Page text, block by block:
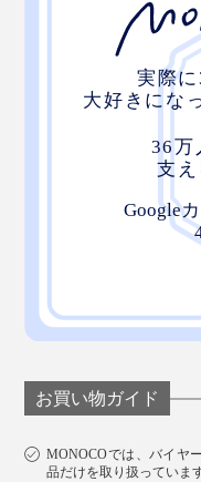
お買い物ガイド
MONOCOでは、バイヤ
品だけを取り扱っていま